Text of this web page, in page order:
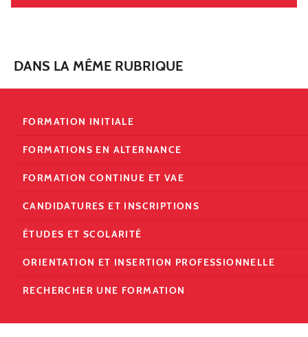
DANS LA MÊME RUBRIQUE
FORMATION INITIALE
FORMATIONS EN ALTERNANCE
FORMATION CONTINUE ET VAE
CANDIDATURES ET INSCRIPTIONS
ÉTUDES ET SCOLARITÉ
ORIENTATION ET INSERTION PROFESSIONNELLE
RECHERCHER UNE FORMATION